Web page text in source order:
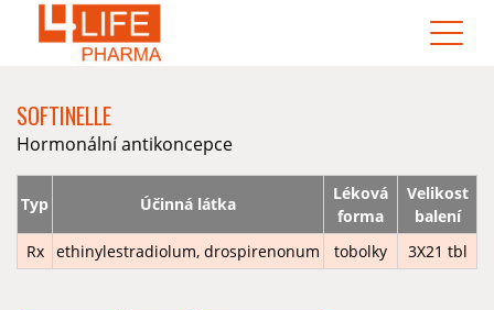
SOFTINELLE
Hormonální antikoncepce
Typ Účinná látka
Léková
forma
Velikost
balení
Rx
ethinylestradiolum, drospirenonum tobolky 3X21 tbl